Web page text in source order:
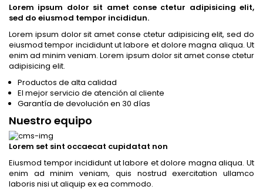
Lorem ipsum dolor sit amet conse ctetur adipisicing elit,
sed do eiusmod tempor incididun.
Lorem ipsum dolor sit amet conse ctetur adipisicing elit, sed do
eiusmod tempor incididunt ut labore et dolore magna aliqua. Ut
enim ad minim veniam. Lorem ipsum dolor sit amet conse ctetur
adipisicing elit.
Productos de alta calidad
El mejor servicio de atención al cliente
Garantía de devolución en 30 días
Nuestro equipo
Lorem set sint occaecat cupidatat non
Eiusmod tempor incididunt ut labore et dolore magna aliqua. Ut
enim ad minim veniam, quis nostrud exercitation ullamco
laboris nisi ut aliquip ex ea commodo.